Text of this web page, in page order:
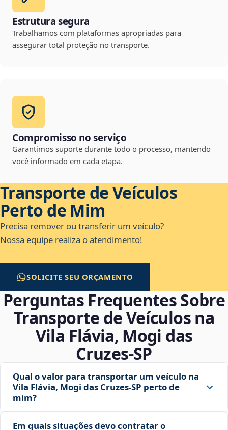
Estrutura segura
Trabalhamos com plataformas apropriadas para
assegurar total proteção no transporte.
Compromisso no serviço
Garantimos suporte durante todo o processo, mantendo
você informado em cada etapa.
Transporte de Veículos
Perto de Mim
Precisa remover ou transferir um veículo?
Nossa equipe realiza o atendimento!
SOLICITE SEU ORÇAMENTO
Perguntas Frequentes Sobre
Transporte de Veículos na
Vila Flávia, Mogi das
Cruzes‑SP
Qual o valor para transportar um veículo na
Vila Flávia, Mogi das Cruzes‑SP perto de
mim?
Em quais situações devo contratar o